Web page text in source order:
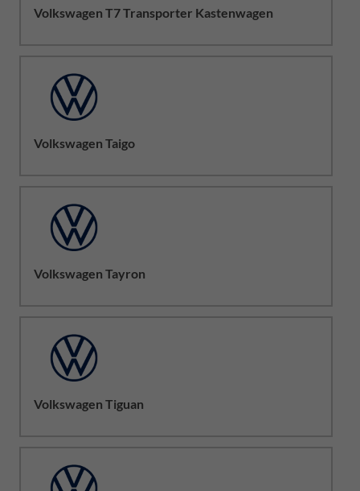
Volkswagen T7 Transporter Kastenwagen
Volkswagen Taigo
Volkswagen Tayron
Volkswagen Tiguan